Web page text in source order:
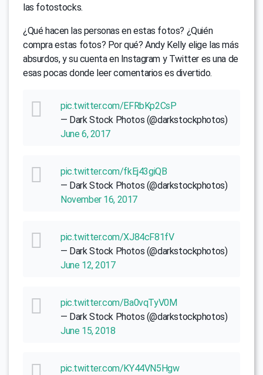
las fotostocks.
¿Qué hacen las personas en estas fotos? ¿Quién
compra estas fotos? Por qué? Andy Kelly elige las más
absurdos, y su cuenta en Instagram y Twitter es una de
esas pocas donde leer comentarios es divertido.
pic.twitter.com/EFRbKp2CsP
— Dark Stock Photos (@darkstockphotos)
June 6, 2017
pic.twitter.com/fkEj43giQB
— Dark Stock Photos (@darkstockphotos)
November 16, 2017
pic.twitter.com/XJ84cF81fV
— Dark Stock Photos (@darkstockphotos)
June 12, 2017
pic.twitter.com/Ba0vqTyV0M
— Dark Stock Photos (@darkstockphotos)
June 15, 2018
pic.twitter.com/KY44VN5Hgw